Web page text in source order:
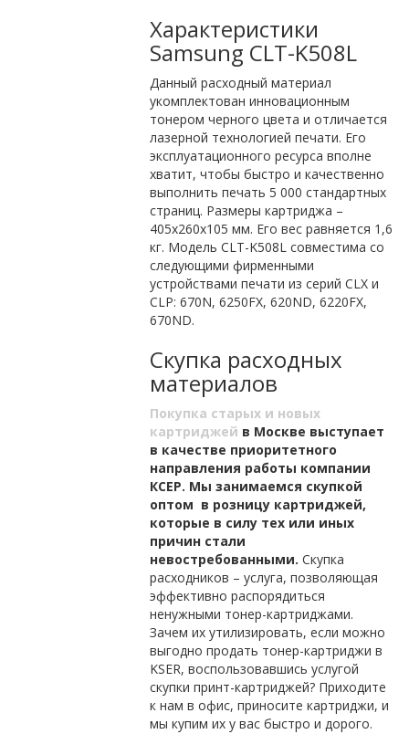
Характеристики
Samsung CLT-K508L
Данный расходный материал
укомплектован инновационным
тонером черного цвета и отличается
лазерной технологией печати. Его
эксплуатационного ресурса вполне
хватит, чтобы быстро и качественно
выполнить печать 5 000 стандартных
страниц. Размеры картриджа –
405х260х105 мм. Его вес равняется 1,6
кг. Модель CLT-K508L совместима со
следующими фирменными
устройствами печати из серий CLX и
CLP: 670N, 6250FX, 620ND, 6220FX,
670ND.
Скупка расходных
материалов
Покупка старых и новых
картриджей в Москве выступает
в качестве приоритетного
направления работы компании
КСЕР. Мы занимаемся скупкой
оптом в розницу картриджей,
которые в силу тех или иных
причин стали
невостребованными. Скупка
расходников – услуга, позволяющая
эффективно распорядиться
ненужными тонер-картриджами.
Зачем их утилизировать, если можно
выгодно продать тонер-картриджи в
KSER, воспользовавшись услугой
скупки принт-картриджей? Приходите
к нам в офис, приносите картриджи, и
мы купим их у вас быстро и дорого.